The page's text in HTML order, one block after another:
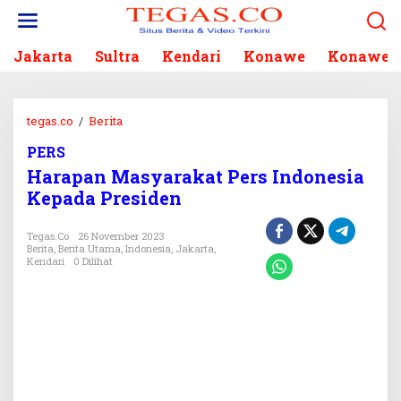
Jakarta Sultra Kendari Konawe Konawe
tegas.co / Berita
a
p
a
M
PERS
Harapan Masyarakat Pers Indonesia
Kepada Presiden
Tegas.co
26 November 2023
Berita, Berita Utama, Indonesia, Jakarta,
Kendari
0 Dilihat